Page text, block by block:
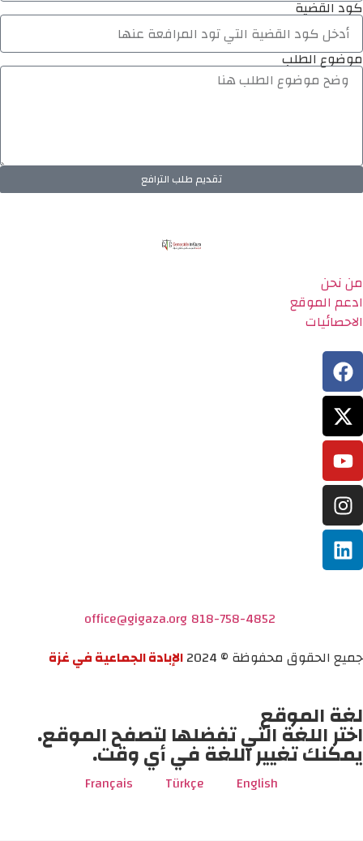
كود القضية
موضوع الطلب
تقديم طلب الترافع
من نحن
ادعم الموقع
الاحصائيات
818-758-4852
office@gigaza.org
جميع الحقوق محفوظة © 2024
الإبادة الجماعية في غزة
لغة الموقع
اختر اللغة التي تفضلها لتصفح الموقع.
يمكنك تغيير اللغة في أي وقت.
English
Türkçe
Français